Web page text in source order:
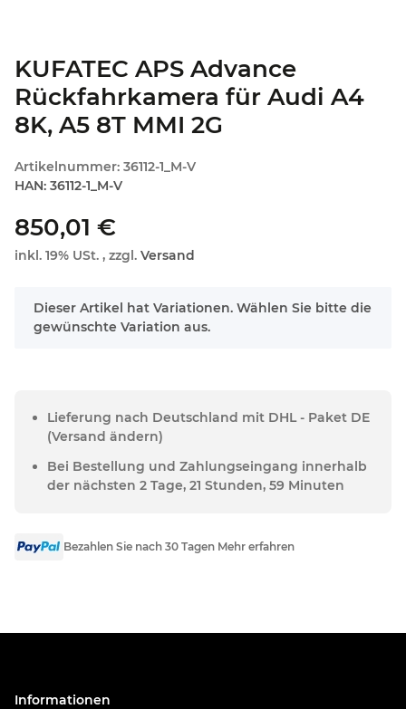
KUFATEC APS Advance
Rückfahrkamera für Audi A4
8K, A5 8T MMI 2G
Artikelnummer: 36112-1_M-V
HAN: 36112-1_M-V
850,01 €
inkl. 19% USt. , zzgl. Versand
x
Dieser Artikel hat Variationen. Wählen Sie bitte die
gewünschte Variation aus.
Lieferung nach Deutschland mit DHL - Paket DE
(Versand ändern)
Bei Bestellung und Zahlungseingang innerhalb
der nächsten 2 Tage, 21 Stunden, 59 Minuten
Bezahlen Sie nach 30 Tagen Mehr erfahren
Informationen